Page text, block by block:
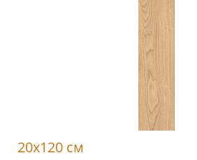
20x120 см